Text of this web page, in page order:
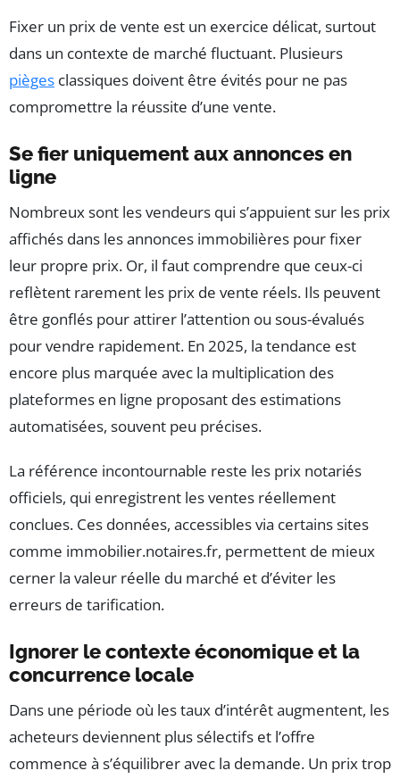
Fixer un prix de vente est un exercice délicat, surtout
dans un contexte de marché fluctuant. Plusieurs
pièges classiques doivent être évités pour ne pas
compromettre la réussite d’une vente.
Se fier uniquement aux annonces en
ligne
Nombreux sont les vendeurs qui s’appuient sur les prix
affichés dans les annonces immobilières pour fixer
leur propre prix. Or, il faut comprendre que ceux-ci
reflètent rarement les prix de vente réels. Ils peuvent
être gonflés pour attirer l’attention ou sous-évalués
pour vendre rapidement. En 2025, la tendance est
encore plus marquée avec la multiplication des
plateformes en ligne proposant des estimations
automatisées, souvent peu précises.
La référence incontournable reste les prix notariés
officiels, qui enregistrent les ventes réellement
conclues. Ces données, accessibles via certains sites
comme immobilier.notaires.fr, permettent de mieux
cerner la valeur réelle du marché et d’éviter les
erreurs de tarification.
Ignorer le contexte économique et la
concurrence locale
Dans une période où les taux d’intérêt augmentent, les
acheteurs deviennent plus sélectifs et l’offre
commence à s’équilibrer avec la demande. Un prix trop